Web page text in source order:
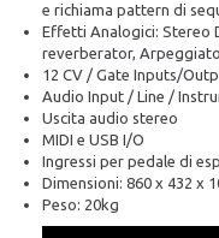
e richiama pattern di
Effetti Analogici: Stereo
reverberator,
12 CV / Gate Inputs/
Audio Input / Line /
Uscita audio stereo
MIDI e USB I/O
Ingressi per pedale di
Dimensioni: 860 x 432 x
Peso: 20kg